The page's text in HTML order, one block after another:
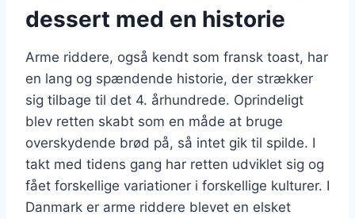
dessert med en historie
Arme riddere, også kendt som fransk toast, har
en lang og spændende historie, der strækker
sig tilbage til det 4. århundrede. Oprindeligt
blev retten skabt som en måde at bruge
overskydende brød på, så intet gik til spilde. I
takt med tidens gang har retten udviklet sig og
fået forskellige variationer i forskellige kulturer. I
Danmark er arme riddere blevet en elsket